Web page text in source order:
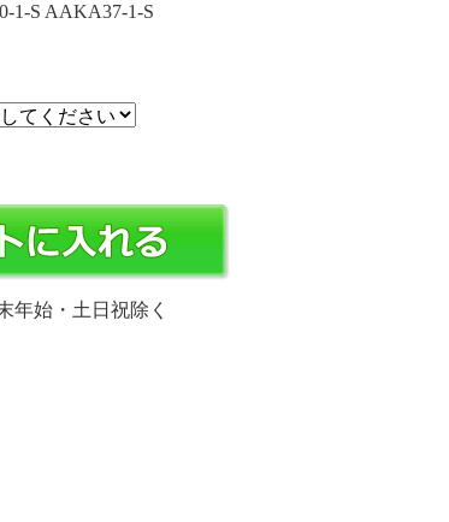
1-S AAKA37-1-S
年始・土日祝除く